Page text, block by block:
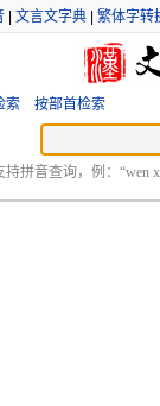
文言文字典 繁体字转
索 按部首检索
持拼音查询，例：“wen